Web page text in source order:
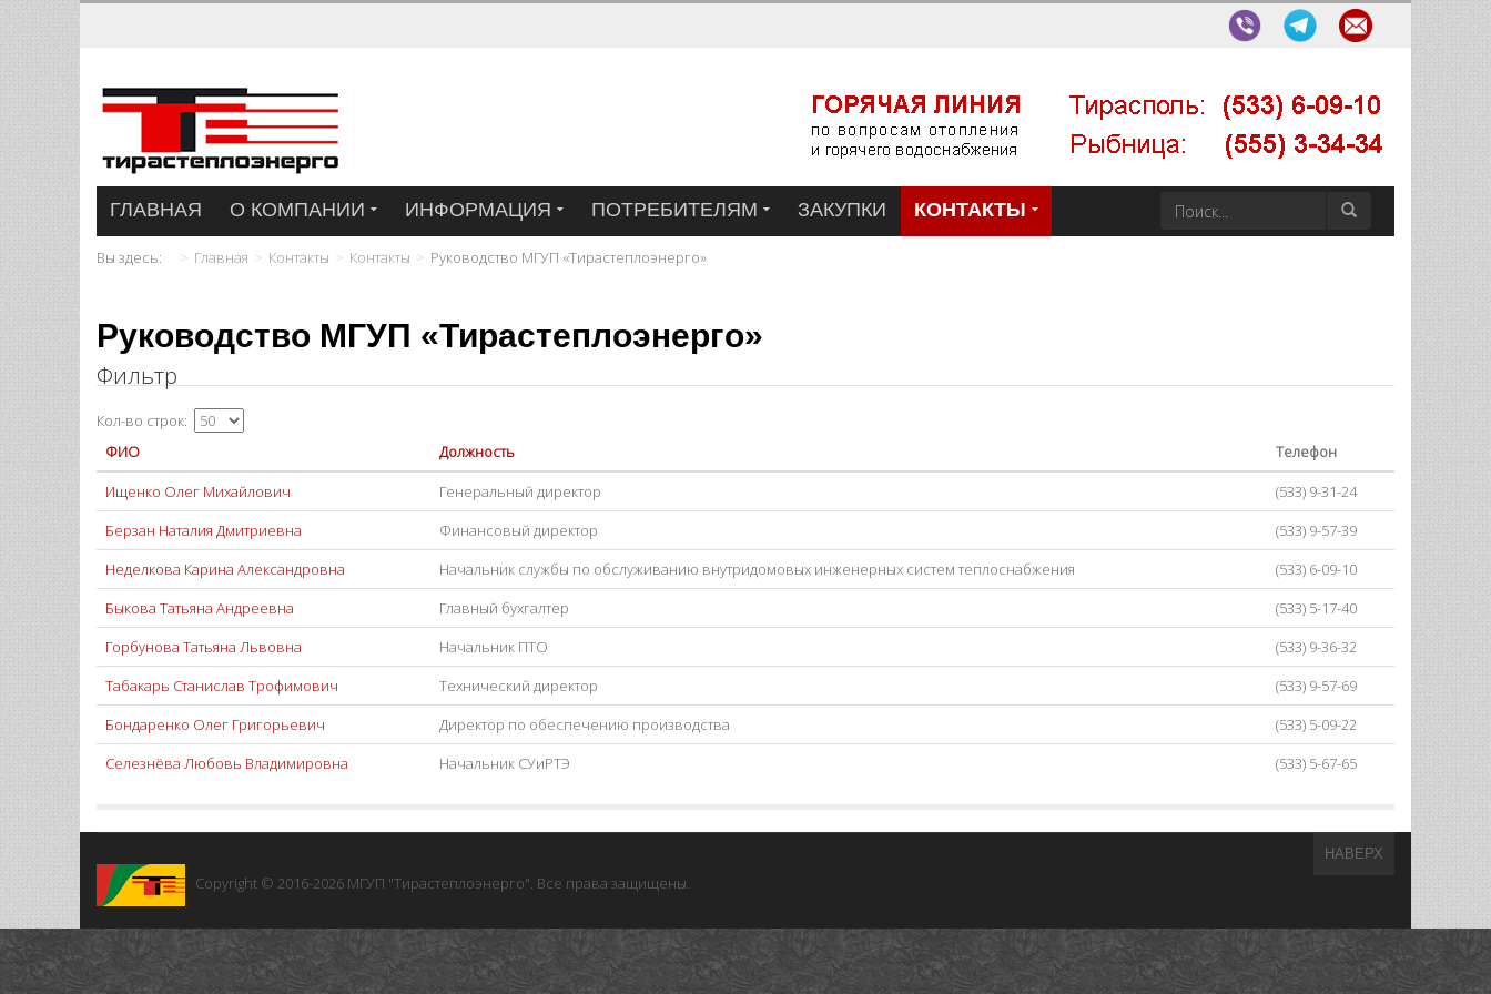
ГЛАВНАЯ О КОМПАНИИ ИНФОРМАЦИЯ ПОТРЕБИТЕЛЯМ ЗАКУПКИ КОНТАКТЫ
Вы здесь: Главная Контакты Контакты Руководство МГУП «Тирастеплоэнерго»
Руководство МГУП «Тирастеплоэнерго»
Фильтр
Кол-во строк:
ФИО
Должность
Телефон
Ищенко Олег Михайлович
Генеральный директор
(533) 9-31-24
Берзан Наталия Дмитриевна
Финансовый директор
(533) 9-57-39
Неделкова Карина Александровна
Начальник службы по обслуживанию внутридомовых инженерных систем теплоснабжения
(533) 6-09-10
Быкова Татьяна Андреевна
Главный бухгалтер
(533) 5-17-40
Горбунова Татьяна Львовна
Начальник ПТО
(533) 9-36-32
Табакарь Станислав Трофимович
Технический директор
(533) 9-57-69
Бондаренко Олег Григорьевич
Директор по обеспечению производства
(533) 5-09-22
Селезнёва Любовь Владимировна
Начальник СУиРТЭ (533) 5-67-65
НАВЕРХ
Copyright © 2016-2026 МГУП "Тирастеплоэнерго". Все права защищены.